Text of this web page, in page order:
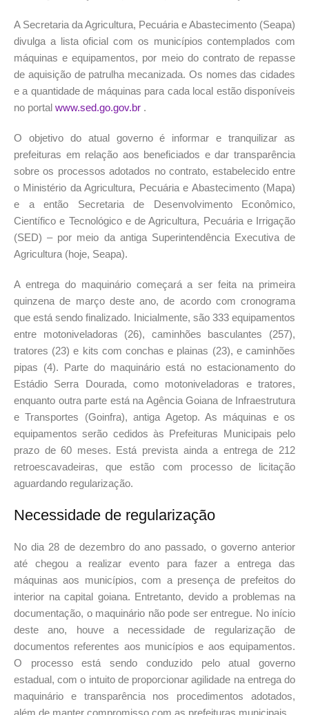
A Secretaria da Agricultura, Pecuária e Abastecimento (Seapa)
divulga a lista oficial com os municípios contemplados com
máquinas e equipamentos, por meio do contrato de repasse
de aquisição de patrulha mecanizada. Os nomes das cidades
e a quantidade de máquinas para cada local estão disponíveis
no portal www.sed.go.gov.br .
O objetivo do atual governo é informar e tranquilizar as
prefeituras em relação aos beneficiados e dar transparência
sobre os processos adotados no contrato, estabelecido entre
o Ministério da Agricultura, Pecuária e Abastecimento (Mapa)
e a então Secretaria de Desenvolvimento Econômico,
Científico e Tecnológico e de Agricultura, Pecuária e Irrigação
(SED) – por meio da antiga Superintendência Executiva de
Agricultura (hoje, Seapa).
A entrega do maquinário começará a ser feita na primeira
quinzena de março deste ano, de acordo com cronograma
que está sendo finalizado. Inicialmente, são 333 equipamentos
entre motoniveladoras (26), caminhões basculantes (257),
tratores (23) e kits com conchas e plainas (23), e caminhões
pipas (4). Parte do maquinário está no estacionamento do
Estádio Serra Dourada, como motoniveladoras e tratores,
enquanto outra parte está na Agência Goiana de Infraestrutura
e Transportes (Goinfra), antiga Agetop. As máquinas e os
equipamentos serão cedidos às Prefeituras Municipais pelo
prazo de 60 meses. Está prevista ainda a entrega de 212
retroescavadeiras, que estão com processo de licitação
aguardando regularização.
Necessidade de regularização
No dia 28 de dezembro do ano passado, o governo anterior
até chegou a realizar evento para fazer a entrega das
máquinas aos municípios, com a presença de prefeitos do
interior na capital goiana. Entretanto, devido a problemas na
documentação, o maquinário não pode ser entregue. No início
deste ano, houve a necessidade de regularização de
documentos referentes aos municípios e aos equipamentos.
O processo está sendo conduzido pelo atual governo
estadual, com o intuito de proporcionar agilidade na entrega do
maquinário e transparência nos procedimentos adotados,
além de manter compromisso com as prefeituras municipais.